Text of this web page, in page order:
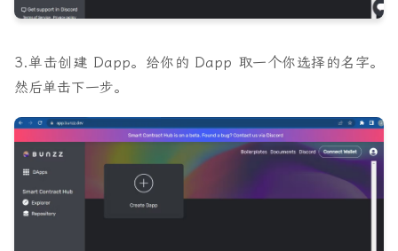
3.单击创建 Dapp。给你的 Dapp 取一个你选择的名字。
然后单击下一步。